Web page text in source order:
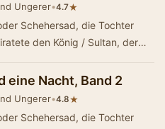
Ungerer•4.7★
Schehersad, die Tochter
den König / Sultan, der
eine Nacht, Band 2
Ungerer•4.8★
Schehersad, die Tochter